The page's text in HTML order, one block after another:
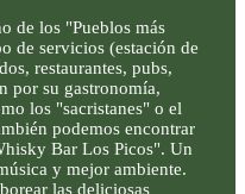
de los "Pueblos más
de servicios (estación de
restaurantes, pubs,
por su gastronomía,
los "sacristanes" o el
podemos encontrar
Bar Los Picos". Un
y mejor ambiente.
las deliciosas